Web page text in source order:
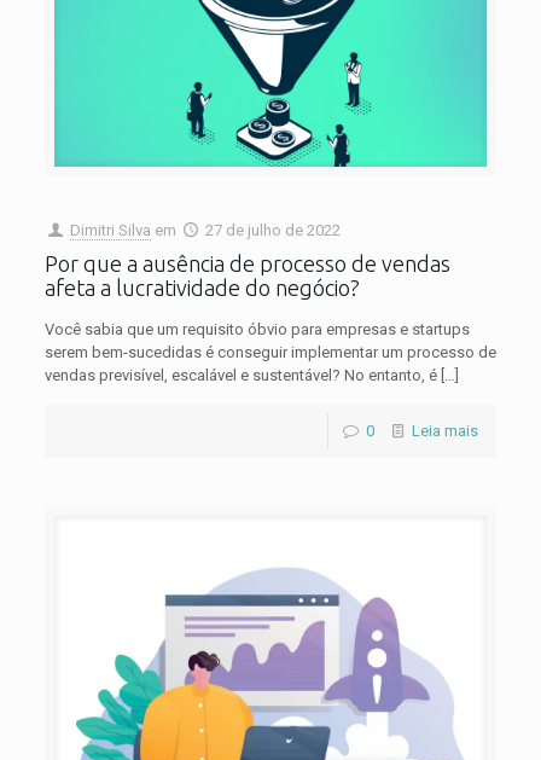
Dimitri Silva em 27 de julho de 2022
Por que a ausência de processo de vendas
afeta a lucratividade do negócio?
Você sabia que um requisito óbvio para empresas e startups
serem bem-sucedidas é conseguir implementar um processo de
vendas previsível, escalável e sustentável? No entanto, é[…]
0 Leia mais